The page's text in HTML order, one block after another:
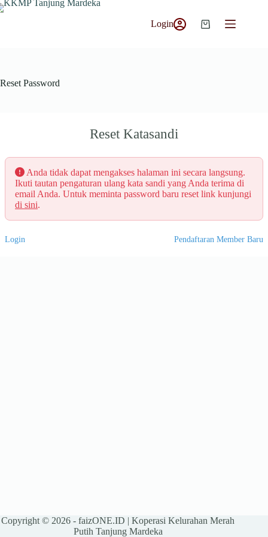
Skip
to
Login
Shopping
Reset Password
Reset Katasandi
Anda tidak dapat mengakses halaman ini secara langsung.
Ikuti tautan pengaturan ulang kata sandi yang Anda terima di
email Anda. Untuk meminta password baru reset link kunjungi
di sini.
Login Pendaftaran Member Baru
Copyright © 2026 -faizONE.ID | Koperasi Kelurahan Merah
Putih Tanjung Mardeka